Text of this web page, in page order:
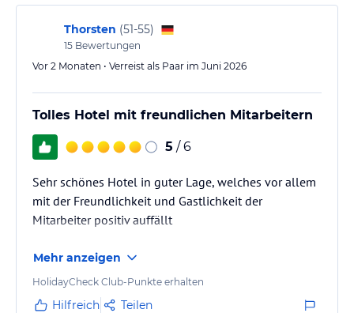
Das Frühstücksbuffet ist vielfältig. Es wird laufend…
Thorsten (51-55)
15 Bewertungen
Vor 2 Monaten • Verreist als Paar im Juni 2026
Tolles Hotel mit freundlichen Mitarbeitern
5 / 6
Sehr schönes Hotel in guter Lage, welches vor allem
mit der Freundlichkeit und Gastlichkeit der
Mitarbeiter positiv auffällt
Mehr anzeigen
HolidayCheck Club-Punkte erhalten
Hilfreich Teilen